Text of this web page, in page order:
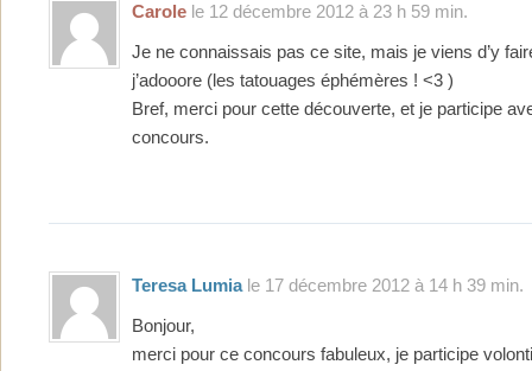
Carole le 12 décembre 2012 à 23 h 59 min.
Je ne connaissais pas ce site, mais je viens d’y
j’adooore (les tatouages éphémères ! <3 )
Bref, merci pour cette découverte, et je participe
concours.
Teresa Lumiale 17 décembre 2012 à 14 h 39 min.
Bonjour,
merci pour ce concours fabuleux, je participe